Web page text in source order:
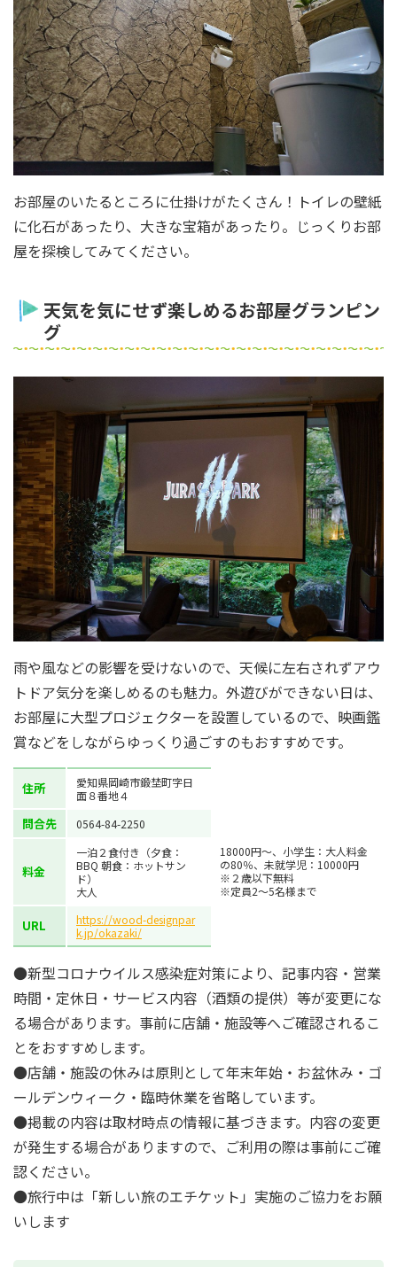
お部屋のいたるところに仕掛けがたくさん！トイレの壁紙
に化石があったり、大きな宝箱があったり。じっくりお部
屋を探検してみてください。
天気を気にせず楽しめるお部屋グランピン
グ
雨や風などの影響を受けないので、天候に左右されずアウ
トドア気分を楽しめるのも魅力。外遊びができない日は、
お部屋に大型プロジェクターを設置しているので、映画鑑
賞などをしながらゆっくり過ごすのもおすすめです。
住所
愛知県岡崎市鍛埜町字日
面８番地４
問合先 0564-84-2250
料金
一泊２食付き（夕食：
BBQ 朝食：ホットサン
ド）
大人
18000円〜、小学生：大人料金
の80％、未就学児：10000円
※２歳以下無料
※定員2〜5名様まで
URL
https://wood-designpar
k.jp/okazaki/
●新型コロナウイルス感染症対策により、記事内容・営業
時間・定休日・サービス内容（酒類の提供）等が変更にな
る場合があります。事前に店舗・施設等へご確認されるこ
とをおすすめします。
●店舗・施設の休みは原則として年末年始・お盆休み・ゴ
ールデンウィーク・臨時休業を省略しています。
●掲載の内容は取材時点の情報に基づきます。内容の変更
が発生する場合がありますので、ご利用の際は事前にご確
認ください。
●旅行中は「新しい旅のエチケット」実施のご協力をお願
いします